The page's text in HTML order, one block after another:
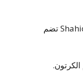
الأفلام الموجودة على تطبيق Shahid4u.tv تضم
الكرتون.